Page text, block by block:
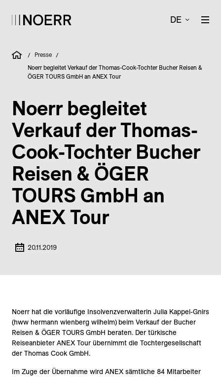
DE
/ Presse /
Noerr begleitet Verkauf der Thomas-Cook-Tochter Bucher Reisen &
ÖGER TOURS GmbH an ANEX Tour
Noerr begleitet
Verkauf der Thomas-
Cook-Tochter Bucher
Reisen & ÖGER
TOURS GmbH an
ANEX Tour
20.11.2019
Noerr hat die vorläufige Insolvenzverwalterin Julia Kappel-Gnirs
(hww hermann wienberg wilhelm) beim Verkauf der Bucher
Reisen & ÖGER TOURS GmbH beraten. Der türkische
Reiseanbieter ANEX Tour übernimmt die Tochtergesellschaft
der Thomas Cook GmbH.
Im Zuge der Übernahme wird ANEX sämtliche 84 Mitarbeiter